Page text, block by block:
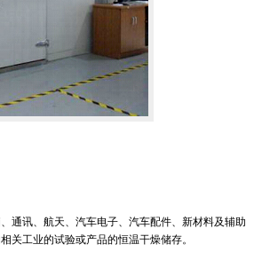
通讯、航天、汽车电子、汽车配件、新材料及辅助
关工业的试验或产品的恒温干燥储存。